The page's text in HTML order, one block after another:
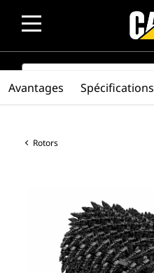
SEARCH
Rotors
Avantages Spécifications